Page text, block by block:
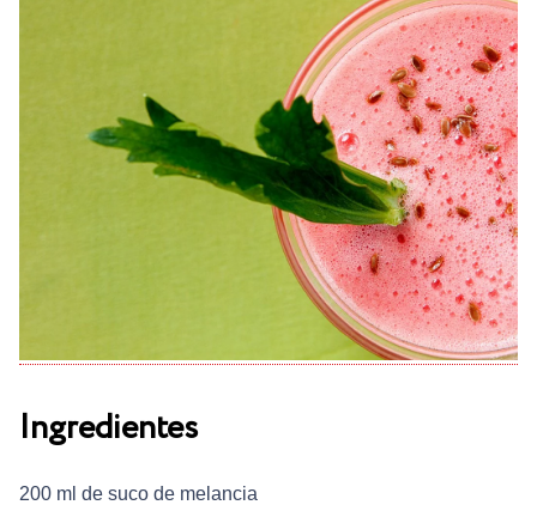
Ingredientes
200 ml de suco de melancia